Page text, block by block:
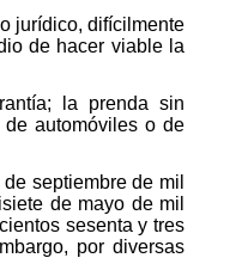
jurídico, difícilmente
de hacer viable la
la prenda sin
automóviles o de
septiembre de mil
de mayo de mil
sesenta y tres
por diversas